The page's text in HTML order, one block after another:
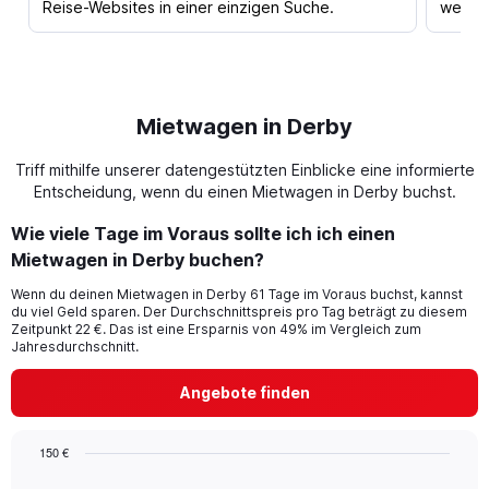
Reise-Websites in einer einzigen Suche.
Mietwagen in Derby
Triff mithilfe unserer datengestützten Einblicke eine informierte
Entscheidung, wenn du einen Mietwagen in Derby buchst.
Wie viele Tage im Voraus sollte ich ich einen
Mietwagen in Derby buchen?
Wenn du deinen Mietwagen in Derby 61 Tage im Voraus buchst, kannst
du viel Geld sparen. Der Durchschnittspreis pro Tag beträgt zu diesem
Zeitpunkt 22 €. Das ist eine Ersparnis von 49% im Vergleich zum
Jahresdurchschnitt.
Angebote finden
150 €